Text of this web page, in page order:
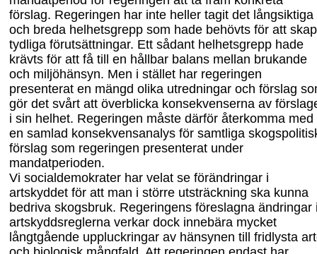
förslag. Regeringen har inte heller tagit det långsiktiga
och breda helhetsgrepp som hade behövts för att
tydliga förutsättningar. Ett sådant helhetsgrepp hade
krävts för att få till en hållbar balans mellan brukande
och miljöhänsyn. Men i stället har regeringen
presenterat en mängd olika utredningar och förslag
gör det svårt att överblicka konsekvenserna av
i sin helhet. Regeringen måste därför återkomma med
en samlad konsekvensanalys för samtliga
förslag som regeringen presenterat under
mandatperioden.
Vi socialdemokrater har velat se förändringar i
artskyddet för att man i större utsträckning ska kunna
bedriva skogsbruk. Regeringens föreslagna ändringar
artskyddsreglerna verkar dock innebära mycket
långtgående uppluckringar av hänsynen till fridlysta